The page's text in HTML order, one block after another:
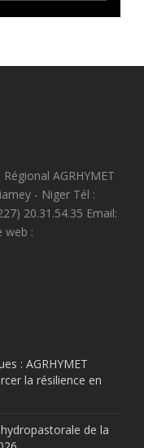
Régional AGRHYMET
- Niger Tél :
20.31.54.35 Email:
web :
: AGRHYMET
la résilience en
de la